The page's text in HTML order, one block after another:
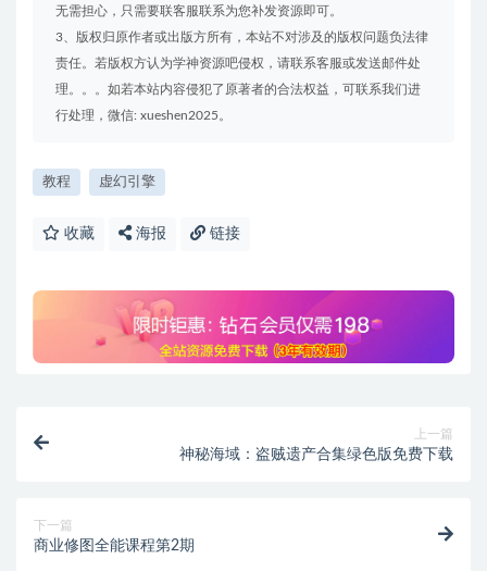
无需担心，只需要联客服联系为您补发资源即可。
3、版权归原作者或出版方所有，本站不对涉及的版权问题负法律
责任。若版权方认为学神资源吧侵权，请联系客服或发送邮件处
理。。。如若本站内容侵犯了原著者的合法权益，可联系我们进
行处理，微信: xueshen2025。
教程 虚幻引擎
收藏 海报 链接
上一篇
神秘海域：盗贼遗产合集绿色版免费下载
下一篇
商业修图全能课程第2期